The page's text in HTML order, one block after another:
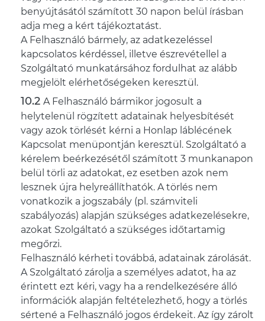
benyújtásától számított 30 napon belül írásban
adja meg a kért tájékoztatást.
A Felhasználó bármely, az adatkezeléssel
kapcsolatos kérdéssel, illetve észrevétellel a
Szolgáltató munkatársához fordulhat az alább
megjelölt elérhetőségeken keresztül.
A Felhasználó bármikor jogosult a
helytelenül rögzített adatainak helyesbítését
vagy azok törlését kérni a Honlap láblécének
Kapcsolat menüpontján keresztül. Szolgáltató a
kérelem beérkezésétől számított 3 munkanapon
belül törli az adatokat, ez esetben azok nem
lesznek újra helyreállíthatók. A törlés nem
vonatkozik a jogszabály (pl. számviteli
szabályozás) alapján szükséges adatkezelésekre,
azokat Szolgáltató a szükséges időtartamig
megőrzi.
Felhasználó kérheti továbbá, adatainak zárolását.
A Szolgáltató zárolja a személyes adatot, ha az
érintett ezt kéri, vagy ha a rendelkezésére álló
információk alapján feltételezhető, hogy a törlés
sértené a Felhasználó jogos érdekeit. Az így zárolt